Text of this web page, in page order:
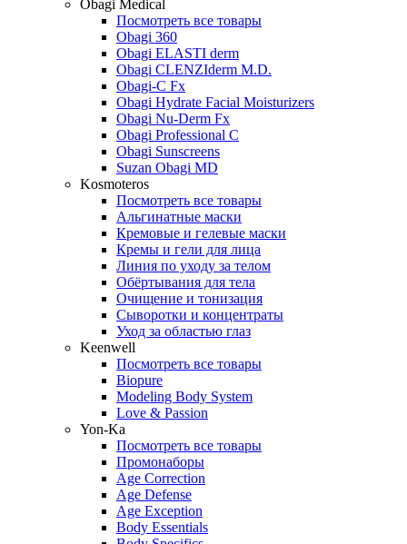
Obagi Medical
Посмотреть все товары
Obagi 360
Obagi ELASTI derm
Obagi CLENZIderm M.D.
Obagi-C Fx
Obagi Hydrate Facial Moisturizers
Obagi Nu-Derm Fx
Obagi Professional C
Obagi Sunscreens
Suzan Obagi MD
Kosmoteros
Посмотреть все товары
Альгинатные маски
Кремовые и гелевые маски
Кремы и гели для лица
Линия по уходу за телом
Обёртывания для тела
Очищение и тонизация
Сыворотки и концентраты
Уход за областью глаз
Keenwell
Посмотреть все товары
Biopure
Modeling Body System
Love & Passion
Yon-Ka
Посмотреть все товары
Промонаборы
Age Correction
Age Defense
Age Exception
Body Essentials